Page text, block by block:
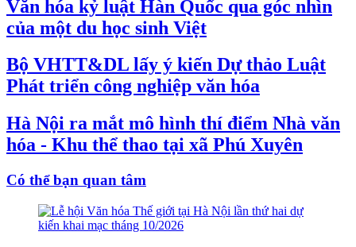
Văn hóa kỷ luật Hàn Quốc qua góc nhìn
của một du học sinh Việt
Bộ VHTT&DL lấy ý kiến Dự thảo Luật
Phát triển công nghiệp văn hóa
Hà Nội ra mắt mô hình thí điểm Nhà văn
hóa - Khu thể thao tại xã Phú Xuyên
Có thể bạn quan tâm